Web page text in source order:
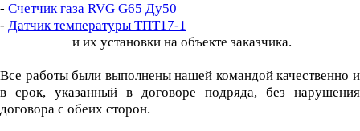
- Счетчик газа RVG G65 Ду50
- Датчик температуры ТПТ17-1
и их установки на объекте заказчика.
Все работы были выполнены нашей командой качественно и
в срок, указанный в договоре подряда, без нарушения
договора с обеих сторон.